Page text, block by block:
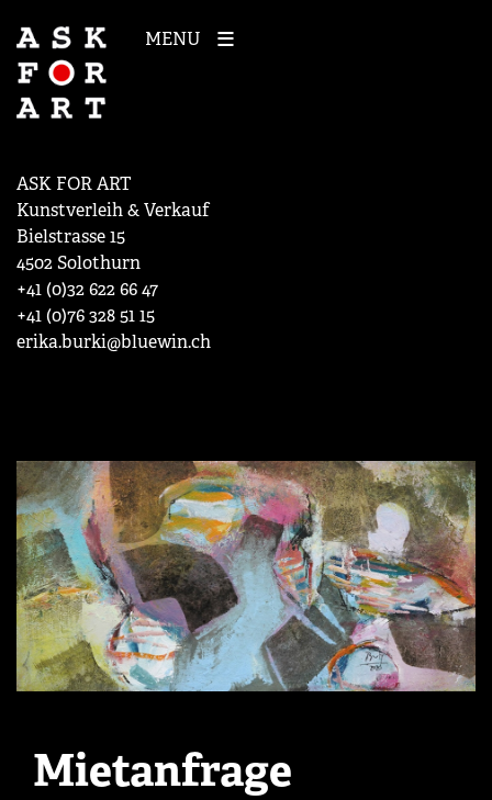
MENU
ASK FOR ART
Kunstverleih & Verkauf
Bielstrasse 15
4502 Solothurn
+41 (0)32 622 66 47
+41 (0)76 328 51 15
erika.burki@bluewin.ch
Mietanfrage